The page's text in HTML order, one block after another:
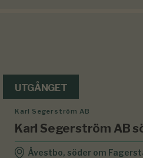
UTGÅNGET
Karl Segerström AB
Karl Segerström AB
Åvestbo, söder om